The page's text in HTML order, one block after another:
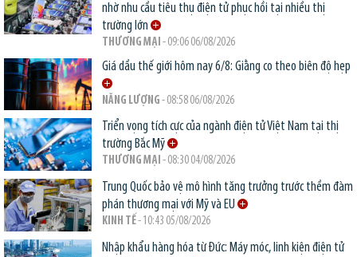
nhờ nhu cầu tiêu thụ điện tử phục hồi tại nhiều thị
trường lớn
THƯƠNG MẠI - 09:06 06/08/2026
Giá dầu thế giới hôm nay 6/8: Giằng co theo biên độ hẹp
NĂNG LƯỢNG - 08:58 06/08/2026
Triển vọng tích cực của ngành điện tử Việt Nam tại thị
trường Bắc Mỹ
THƯƠNG MẠI - 08:30 04/08/2026
Trung Quốc bảo vệ mô hình tăng trưởng trước thềm đàm
phán thương mại với Mỹ và EU
KINH TẾ- 10:43 05/08/2026
Nhập khẩu hàng hóa từ Đức: Máy móc, linh kiện điện tử